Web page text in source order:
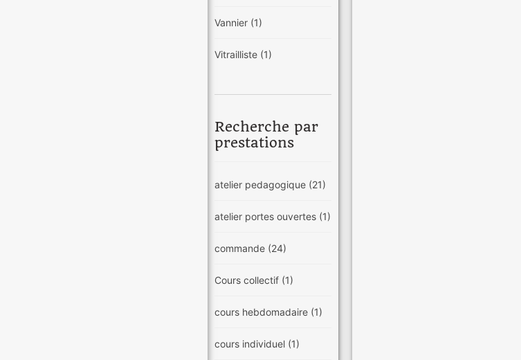
Vannier (1)
Vitrailliste (1)
Recherche par
prestations
atelier pedagogique (21)
atelier portes ouvertes (1)
commande (24)
Cours collectif (1)
cours hebdomadaire (1)
cours individuel (1)